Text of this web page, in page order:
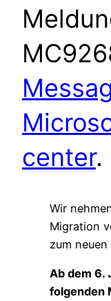
center.
Wir
Migration
zum
Ab dem 6.
folgenden